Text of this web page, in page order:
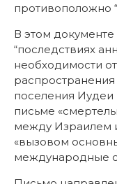
противоположно
В этом
“последствиях
необходимости
поселения
письме
между Израилем
«вызовом
международные